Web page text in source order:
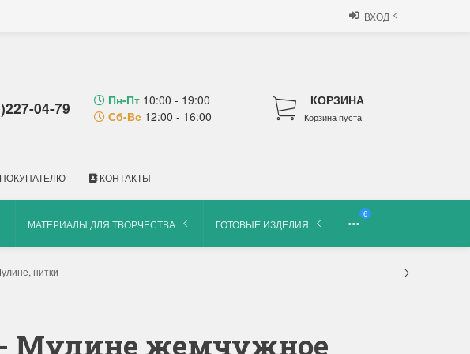
ВХОД
04-79 Пн-Пт 10:00 - 19:00
Сб-Вс 12:00 - 16:00
КОРЗИНА
Корзина пуста
ПОКУПАТЕЛЮ КОНТАКТЫ
МАТЕРИАЛЫ ДЛЯ ТВОРЧЕСТВА ГОТОВЫЕ ИЗДЕЛИЯ
6
нитки
- Мулине жемчужное